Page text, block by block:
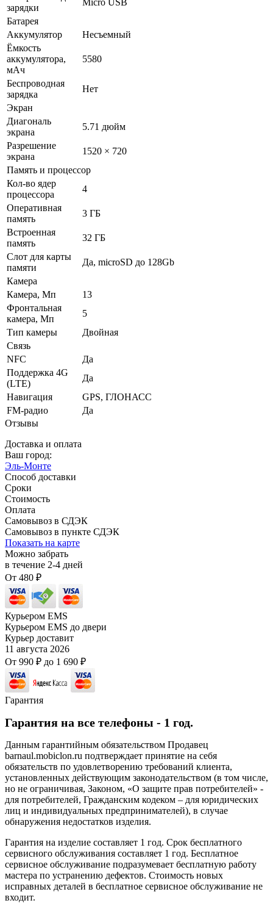
зарядки
Батарея
Аккумулятор
Несъемный
Ёмкость
аккумулятора,
мАч
5580
Беспроводная
зарядка
Нет
Экран
Диагональ
экрана
5.71 дюйм
Разрешение
экрана
1520 × 720
Память и процессор
Кол-во ядер
процессора
4
Оперативная
память
3 ГБ
Встроенная
память
32 ГБ
Слот для карты
памяти
Да, microSD до 128Gb
Камера
Камера, Мп
13
Фронтальная
камера, Мп
5
Тип камеры
Двойная
Связь
NFC
Да
Поддержка 4G
(LTE)
Да
Навигация
GPS, ГЛОНАСС
FM-радио
Да
Отзывы
Доставка и оплата
Ваш город:
Эль-Монте
Способ доставки
Сроки
Стоимость
Оплата
Самовывоз в СДЭК
Самовывоз в пункте СДЭК
Показать на карте
Можно забрать
в течение 2-4 дней
От 480 ₽
Курьером EMS
Курьером EMS до двери
Курьер доставит
11 августа 2026
От 990 ₽ до 1 690 ₽
Гарантия
Гарантия на все телефоны - 1 год.
Данным гарантийным обязательством Продавец
barnaul.mobiclon.ru подтверждает принятие на себя
обязательств по удовлетворению требований клиента,
установленных действующим законодательством (в том числе,
но не ограничивая, Законом, «О защите прав потребителей» -
для потребителей, Гражданским кодеком – для юридических
лиц и индивидуальных предпринимателей), в случае
обнаружения недостатков изделия.
Гарантия на изделие составляет 1 год. Срок бесплатного
сервисного обслуживания составляет 1 год. Бесплатное
сервисное обслуживание подразумевает бесплатную работу
мастера по устранению дефектов. Стоимость новых
исправных деталей в бесплатное сервисное обслуживание не
входит.